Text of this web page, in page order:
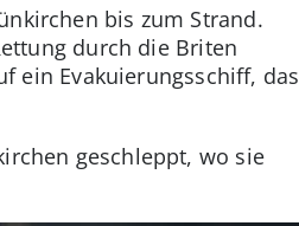
bis zum Strand.
durch die Briten
ein Evakuierungsschiff, das
geschleppt, wo sie